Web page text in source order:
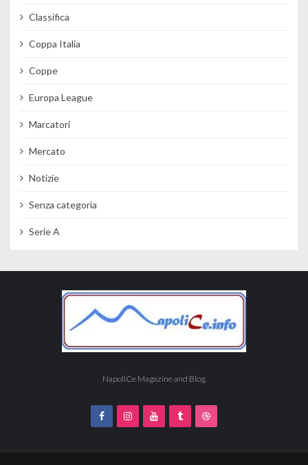
Classifica
Coppa Italia
Coppe
Europa League
Marcatori
Mercato
Notizie
Senza categoria
Serie A
NapoliCe Magazine and Blog.